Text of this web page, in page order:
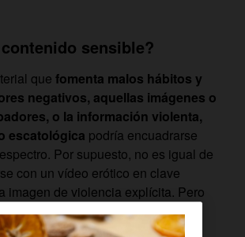
sensible?
que fomenta malos hábitos y
negativos, aquellas imágenes o
o la información violenta,
escatológica podría encuadrarse
Por supuesto, no es igual de
con un vídeo erótico en clave
imagen de violencia explícita. Pero
no tiene muchas diferencias en la